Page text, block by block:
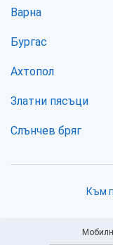
Варна
Бургас
Ахтопол
Златни пясъци
Слънчев бряг
Към